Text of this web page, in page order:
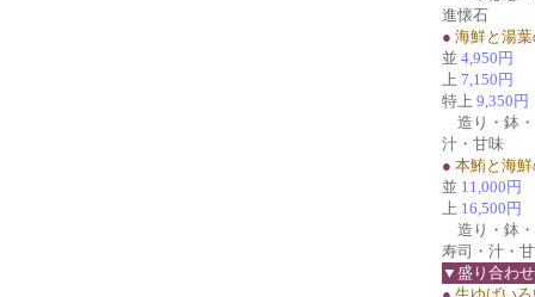
進懐石
● 海鮮と湯
並 4,950円
上 7,150円
特上 9,350円
造り・鉢・
汁・甘味
● 本鮪と海
並 11,000円
上 16,500円
造り・鉢・
寿司・汁・
▼盛り合わ